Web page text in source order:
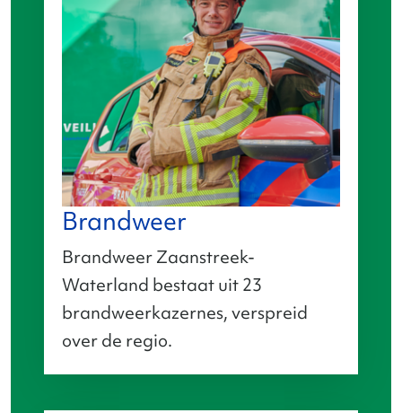
Brandweer
Brandweer Zaanstreek-
Waterland bestaat uit 23
brandweerkazernes, verspreid
over de regio.